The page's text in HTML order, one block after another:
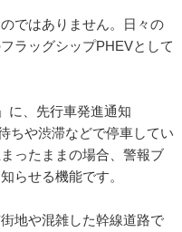
ではありません。日々の
ラッグシップPHEVとして
に、先行車発進通知
ちや渋滞などで停車してい
ったままの場合、警報ブ
らせる機能です。
地や混雑した幹線道路で